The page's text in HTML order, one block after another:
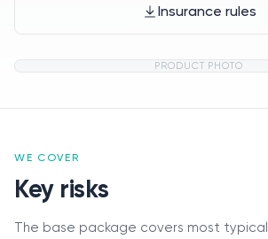
Insurance rules
PRODUCT PHOTO
WE COVER
Key risks
The base package covers most typical